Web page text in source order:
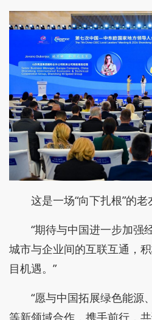
这是一场“向下扎根”的老
“期待与中国进一步加强经
城市与企业间的互联互通，
目机遇。”
“愿与中国拓展绿色能源
等新领域合作，携手前行，